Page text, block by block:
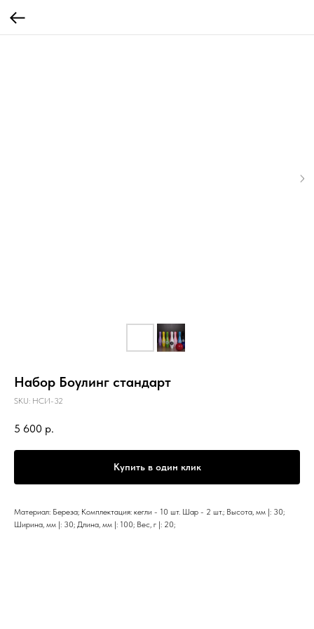
Набор Боулинг стандарт
SKU: НСИ-32
5 600 р.
Купить в один клик
Материал: Береза; Комплектация: кегли - 10 шт. Шар - 2 шт.; Высота, мм |: 30;
Ширина, мм |: 30; Длина, мм |: 100; Вес, г |: 20;